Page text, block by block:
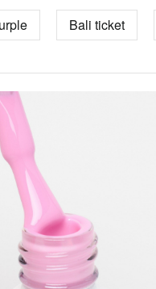
Bali ticket